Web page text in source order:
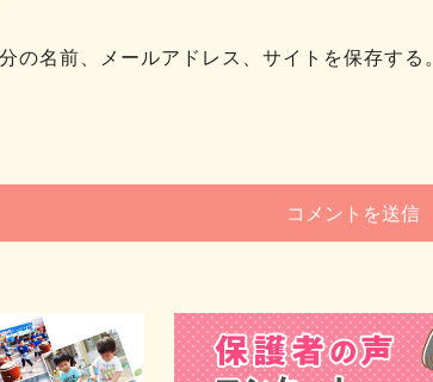
名前、メールアドレス、サイトを保存する。